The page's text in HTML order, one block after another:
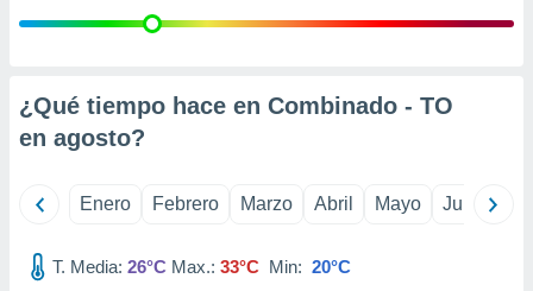
o acceder
datos
perfiles
¿Qué tiempo hace en Combinado - TO
en agosto?
Enero Febrero Marzo Abril Mayo Junio
T. Media: 26°C Max.: 33°C Min: 20°C